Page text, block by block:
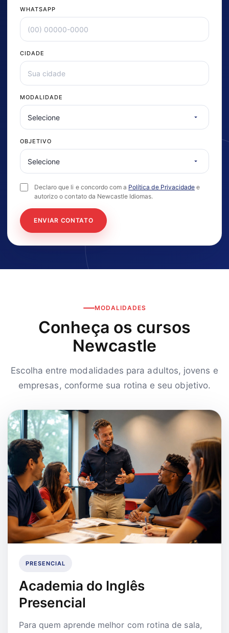
WHATSAPP
CIDADE
MODALIDADE
OBJETIVO
Declaro que li e concordo com a Política de Privacidadee
autorizo o contato da Newcastle Idiomas.
ENVIAR CONTATO
MODALIDADES
Conheça os cursos
Newcastle
Escolha entre modalidades para adultos, jovens e
empresas, conforme sua rotina e seu objetivo.
PRESENCIAL
Academia do Inglês
Presencial
Para quem aprende melhor com rotina de sala,